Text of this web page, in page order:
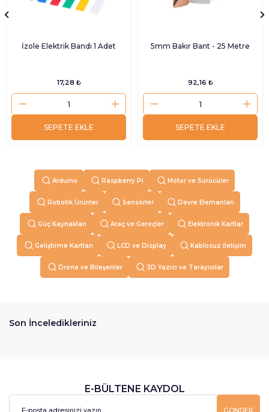
İzole Elektrik Bandı 1 Adet
17,28 ₺
SEPETE EKLE
5mm Bakır Bant - 25 Metre
92,16 ₺
SEPETE EKLE
Arduino Raspberry Pi Motor ve Sürücüler
Robotik Ürünler Sensörler Devre Elemanları
Güç Kaynakları Araç ve Gereçler Elektronik Kartlar
Geliştirme Kartları LCD ve Display Kablosuz İletişim
Drone ve Bileşenler 3D Yazıcı ve Tarayıcılar
Son İnceledikleriniz
E-BÜLTENE KAYDOL
GÖNDER